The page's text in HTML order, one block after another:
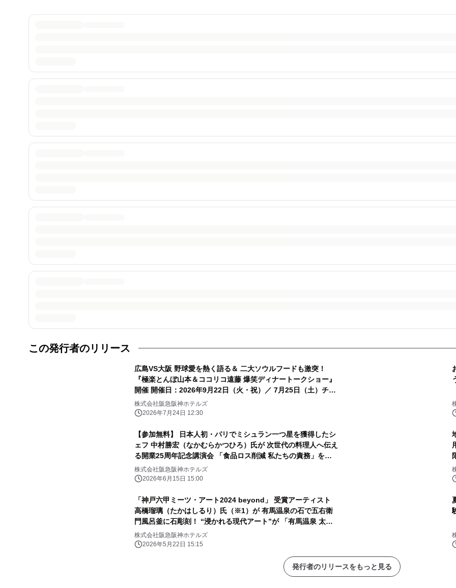
この発行者のリリース
広島VS大阪 野球愛を熱く語る＆ 二大ソウルフードも激突！
『極楽とんぼ山本＆ココリコ遠藤 爆笑ディナートークショー』
開催 開催日：2026年9月22日（火・祝）／ 7月25日（土）チケ
ット販売開始
株式会社阪急阪神ホテルズ
2026年7月24日 12:30
【参加無料】 日本人初・パリでミシュラン一つ星を獲得したシ
ェフ 中村勝宏（なかむらかつひろ）氏が 次世代の料理人へ伝え
る開業25周年記念講演会 「食品ロス削減 私たちの責務」を開
催
株式会社阪急阪神ホテルズ
2026年6月15日 15:00
「神戸六甲ミーツ・アート2024 beyond」 受賞アーティスト
高橋瑠璃（たかはしるり）氏（※1）が 有馬温泉の石で五右衛
門風呂釜に石彫刻！ “浸かれる現代アート”が 「有馬温泉 太閤
の湯」露天ゾーンに登場
株式会社阪急阪神ホテルズ
2026年5月22日 15:15
発行者のリリースをもっと見る